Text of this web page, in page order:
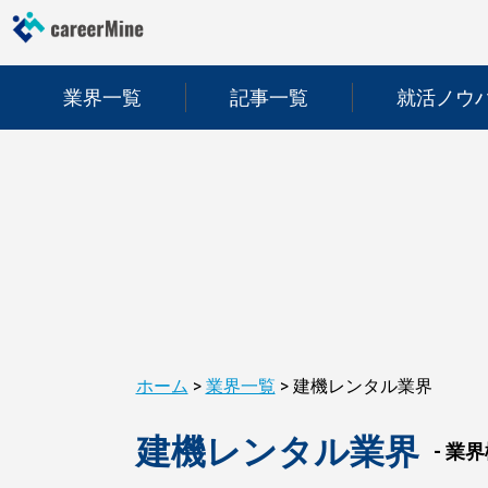
業界一覧 記事一覧 就活ノウ
ホーム > 業界一覧 > 建機レンタル業界
建機レンタル業界 - 業